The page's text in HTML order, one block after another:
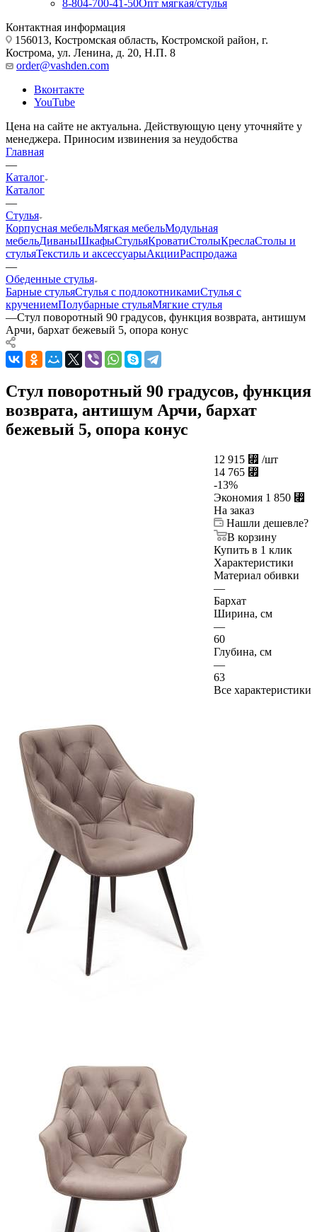
8-804-700-41-50Опт мягкая/стулья
Контактная информация
156013, Костромская область, Костромской район, г.
Кострома, ул. Ленина, д. 20, Н.П. 8
order@vashden.com
Вконтакте
YouTube
Цена на сайте не актуальна. Действующую цену уточняйте у
менеджера. Приносим извинения за неудобства
Главная
—
Каталог
Каталог
—
Стулья
Корпусная мебельМягкая мебельМодульная
мебельДиваныШкафыСтульяКроватиСтолыКреслаСтолы и
стульяТекстиль и аксессуарыАкцииРаспродажа
—
Обеденные стулья
Барные стульяСтулья с подлокотникамиСтулья с
кручениемПолубарные стульяМягкие стулья
—Стул поворотный 90 градусов, функция возврата, антишум
Арчи, бархат бежевый 5, опора конус
Стул поворотный 90 градусов, функция
возврата, антишум Арчи, бархат
бежевый 5, опора конус
12 915 ⃏ /шт
14 765 ⃏
-13%
Экономия 1 850 ⃏
На заказ
Нашли дешевле?
В корзину
Купить в 1 клик
Характеристики
Материал обивки
—
Бархат
Ширина, см
—
60
Глубина, см
—
63
Все характеристики